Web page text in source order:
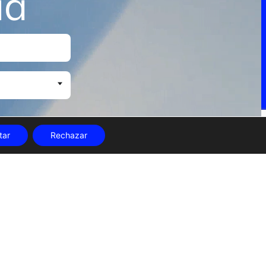
Rechazar